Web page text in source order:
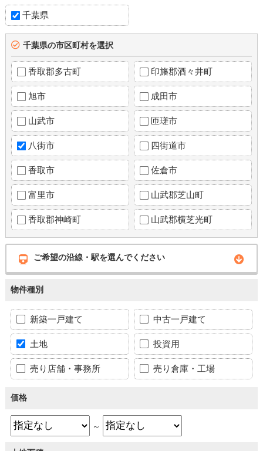
千葉県
千葉県の市区町村を選択
香取郡多古町 印旛郡酒々井町
旭市 成田市
山武市 匝瑳市
八街市 四街道市
香取市 佐倉市
富里市 山武郡芝山町
香取郡神崎町 山武郡横芝光町
ご希望の沿線・駅を選んでください
物件種別
新築一戸建て 中古一戸建て
土地 投資用
売り店舗・事務所 売り倉庫・工場
価格
～